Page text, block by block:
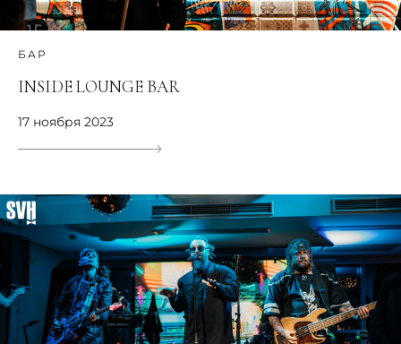
БАР
INSIDE LOUNGE BAR
17 ноября 2023